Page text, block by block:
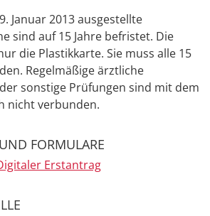
Januar 2013 ausgestellte
sind auf 15 Jahre befristet. Die
die Plastikkarte. Sie muss alle 15
Regelmäßige ärztliche
sonstige Prüfungen sind mit dem
nicht verbunden.
FORMULARE
Erstantrag